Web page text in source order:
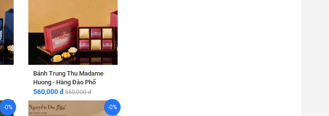
Bánh Trung Thu Madame
Huong - Hàng Đào Phố
560,000 đ560,000 đ
-0% -0%